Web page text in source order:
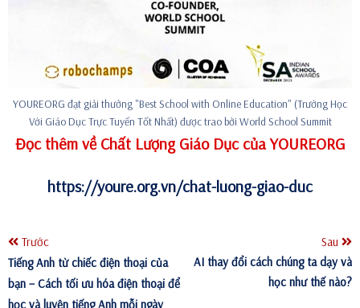
YOUREORG đạt giải thưởng "Best School with Online Education" (Trường Học
Với Giáo Dục Trực Tuyến Tốt Nhất) được trao bởi World School Summit
Đọc thêm về Chất Lượng Giáo Dục của YOUREORG
https://youre.org.vn/chat-luong-giao-duc
Trước
Tiếng Anh từ chiếc điện thoại của
bạn – Cách tối ưu hóa điện thoại để
học và luyện tiếng Anh mỗi ngày
Sau
AI thay đổi cách chúng ta dạy và
học như thế nào?